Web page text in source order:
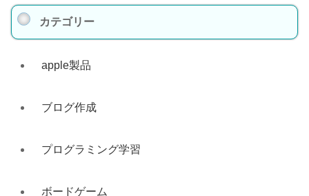
カテゴリー
apple製品
ブログ作成
プログラミング学習
ボードゲーム